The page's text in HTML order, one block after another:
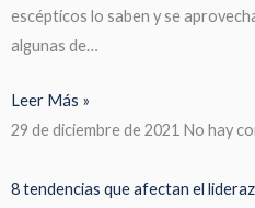
escépticos lo saben y se
algunas de…
Leer Más »
29 de diciembre de 2021 No hay
8 tendencias que afectan el